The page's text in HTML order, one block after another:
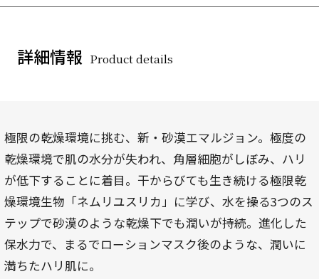
詳細情報 Product details
極限の乾燥環境に挑む、新・砂漠エマルジョン。極度の
乾燥環境で肌の水分が失われ、角層細胞がしぼみ、ハリ
が低下することに着目。干からびても生き続ける極限乾
燥環境生物「ネムリユスリカ」に学び、水を操る3つのス
テップで砂漠のような乾燥下でも潤いが持続。進化した
保水力で、まるでローションマスク後のような、潤いに
満ちたハリ肌に。